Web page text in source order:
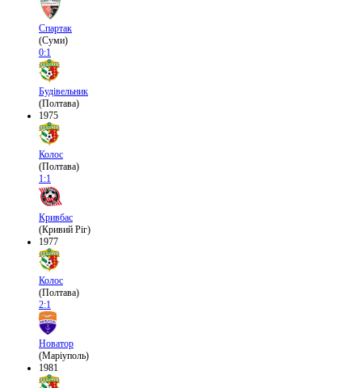
Спартак
(Суми)
0:1
Будівельник
(Полтава)
1975
Колос
(Полтава)
1:1
Кривбас
(Кривий Ріг)
1977
Колос
(Полтава)
2:1
Новатор
(Маріуполь)
1981